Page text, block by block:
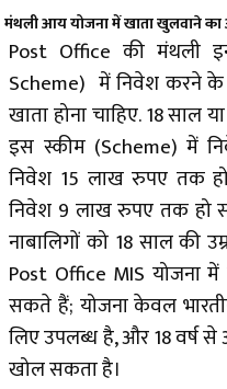
मंथली आय योजना में खाता खुलवाने का
Post Office की मंथली
Scheme) में निवेश करने
खाता होना चाहिए. 18 साल
इस स्कीम (Scheme) में
निवेश 15 लाख रुपए तक
निवेश 9 लाख रुपए तक हो
नाबालिगों को 18 साल की
Post Office MIS योजना
सकते हैं; योजना केवल
लिए उपलब्ध है, और 18 वर्ष
खोल सकता है।